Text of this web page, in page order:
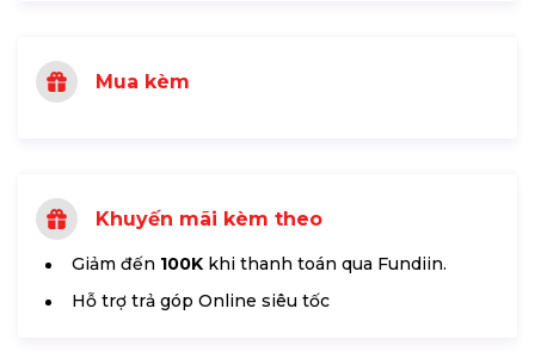
Mua kèm
Khuyến mãi kèm theo
Giảm đến 100K khi thanh toán qua Fundiin.
Hỗ trợ trả góp Online siêu tốc